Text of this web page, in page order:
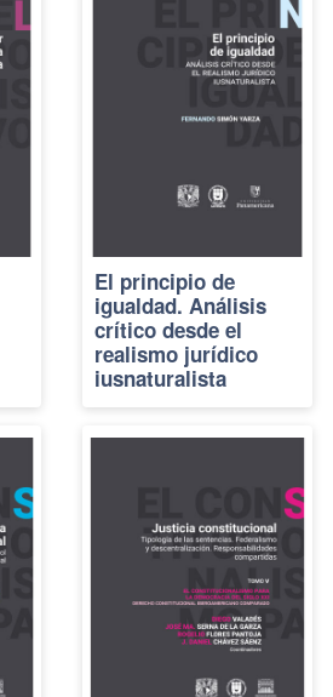
El principio de
igualdad. Análisis
crítico desde el
realismo jurídico
iusnaturalista